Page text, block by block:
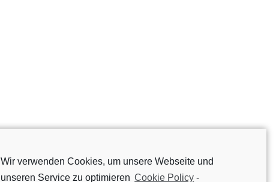
Wir verwenden Cookies, um unsere Webseite und
unseren Service zu optimieren Cookie Policy -